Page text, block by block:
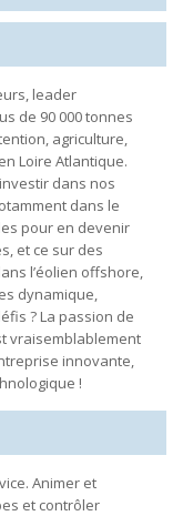
leader
de 90 000 tonnes
agriculture,
Loire Atlantique.
dans nos
dans le
pour en devenir
et ce sur des
l’éolien offshore,
dynamique,
? La passion de
vraisemblablement
innovante,
!
Animer et
et contrôler